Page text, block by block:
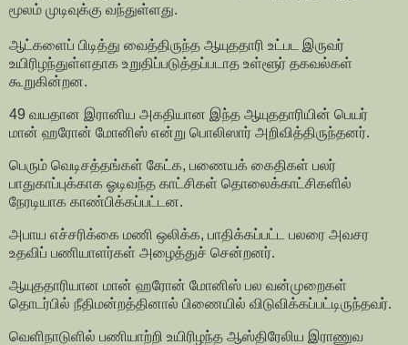
மூலம் முடிவுக்கு வந்துள்ளது.
ஆட்களைப் பிடித்து வைத்திருந்த ஆயுததாரி உட்பட இருவர்
உயிரிழந்துள்ளதாக உறுதிப்படுத்தப்படாத உள்ளூர் தகவல்கள்
கூறுகின்றன.
49 வயதான இரானிய அகதியான இந்த ஆயுததாரியின் பெயர்
மான் ஹரோன் மோனிஸ் என்று பொலிஸார் அறிவித்திருந்தனர்.
பெரும் வெடிசத்தங்கள் கேட்க, பணையக் கைதிகள் பலர்
பாதுகாப்புக்காக ஓடிவந்த காட்சிகள் தொலைக்காட்சிகளில்
நேரடியாக காண்பிக்கப்பட்டன.
அபாய எச்சரிக்கை மணி ஒலிக்க, பாதிக்கப்பட்ட பலரை அவசர
உதவிப் பணியாளர்கள் அழைத்துச் சென்றனர்.
ஆயுததாரியான மான் ஹரோன் மோனிஸ் பல வன்முறைகள்
தொடர்பில் நீதிமன்றத்தினால் பிணையில் விடுவிக்கப்பட்டிருந்தவர்.
வெளிநாடுளில் பணியாற்றி உயிரிழந்த ஆஸ்திரேலிய இராணுவ